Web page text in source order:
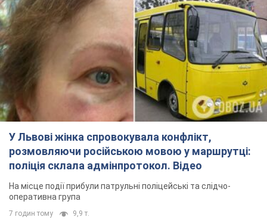
У Львові жінка спровокувала конфлікт,
розмовляючи російською мовою у маршрутці:
поліція склала адмінпротокол. Відео
На місце події прибули патрульні поліцейські та слідчо-
оперативна група
7 годин тому 9,9 т.